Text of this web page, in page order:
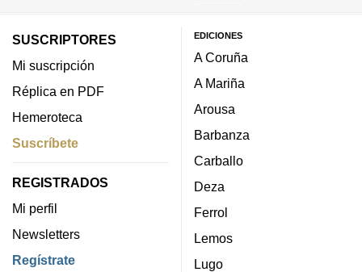
SUSCRIPTORES
Mi suscripción
Réplica en PDF
Hemeroteca
Suscríbete
REGISTRADOS
Mi perfil
Newsletters
Regístrate
EDICIONES
A Coruña
A Mariña
Arousa
Barbanza
Carballo
Deza
Ferrol
Lemos
Lugo